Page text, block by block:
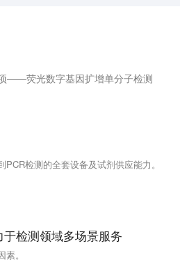
——荧光数字基因扩增单分子检测
检测的全套设备及试剂供应能力。
于检测领域多场景服务
。